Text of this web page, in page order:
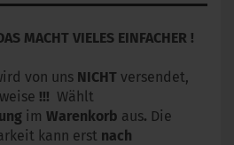
MACHT VIELES EINFACHER !
von uns NICHT versendet,
!!! Wählt
im Warenkorb aus. Die
kann erst nach